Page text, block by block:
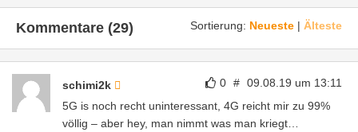
Sortierung: Neueste | Älteste
Kommentare (29)
0 # 09.08.19 um 13:11
schimi2k
5G is noch recht uninteressant, 4G reicht mir zu 99%
völlig – aber hey, man nimmt was man kriegt…